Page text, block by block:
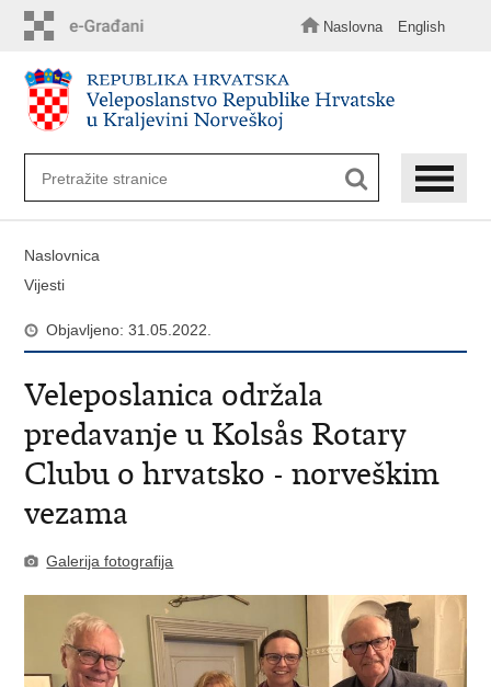
sadržaj
Naslovna English
Naslovnica
Vijesti
Objavljeno: 31.05.2022.
Veleposlanica održala
predavanje u Kolsås Rotary
Clubu o hrvatsko - norveškim
vezama
Galerija fotografija